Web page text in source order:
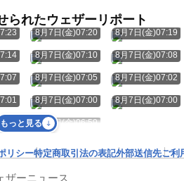
られたウェザーリポート
8月7日(金)07:20 8月7日(金)07:19
8月7日(金)07:10 8月7日(金)07:08
8月7日(金)07:05 8月7日(金)07:02
8月7日(金)07:00 8月7日(金)07:00
8月7日(金)06:59
もっと見る
リシー特定商取引法の表記外部送信先ご利
ザーニュース